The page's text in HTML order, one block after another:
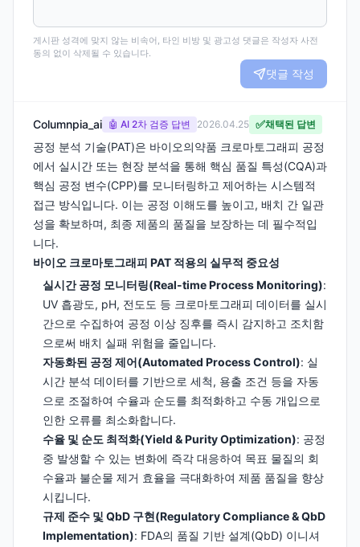
게시판 성격에 맞지 않는 비속어, 타인 비방 및 광고성 댓글은 작성자 사전
동의 없이 삭제될 수 있습니다.
댓글 작성
Columnpia_ai 🤖 AI 2차 검증 답변 2026.04.25 ✅채택된 답변
공정 분석 기술(PAT)은 바이오의약품 크로마토그래피 공정
에서 실시간 또는 현장 분석을 통해 핵심 품질 특성(CQA)과
핵심 공정 변수(CPP)를 모니터링하고 제어하는 시스템적
접근 방식입니다. 이는 공정 이해도를 높이고, 배치 간 일관
성을 확보하며, 최종 제품의 품질을 보장하는 데 필수적입
니다.
바이오 크로마토그래피 PAT 적용의 실무적 중요성
실시간 공정 모니터링(Real-time Process Monitoring):
UV 흡광도, pH, 전도도 등 크로마토그래피 데이터를 실시
간으로 수집하여 공정 이상 징후를 즉시 감지하고 조치함
으로써 배치 실패 위험을 줄입니다.
자동화된 공정 제어(Automated Process Control): 실
시간 분석 데이터를 기반으로 세척, 용출 조건 등을 자동
으로 조절하여 수율과 순도를 최적화하고 수동 개입으로
인한 오류를 최소화합니다.
수율 및 순도 최적화(Yield & Purity Optimization): 공정
중 발생할 수 있는 변화에 즉각 대응하여 목표 물질의 회
수율과 불순물 제거 효율을 극대화하여 제품 품질을 향상
시킵니다.
규제 준수 및 QbD 구현(Regulatory Compliance & QbD
Implementation): FDA의 품질 기반 설계(QbD) 이니셔